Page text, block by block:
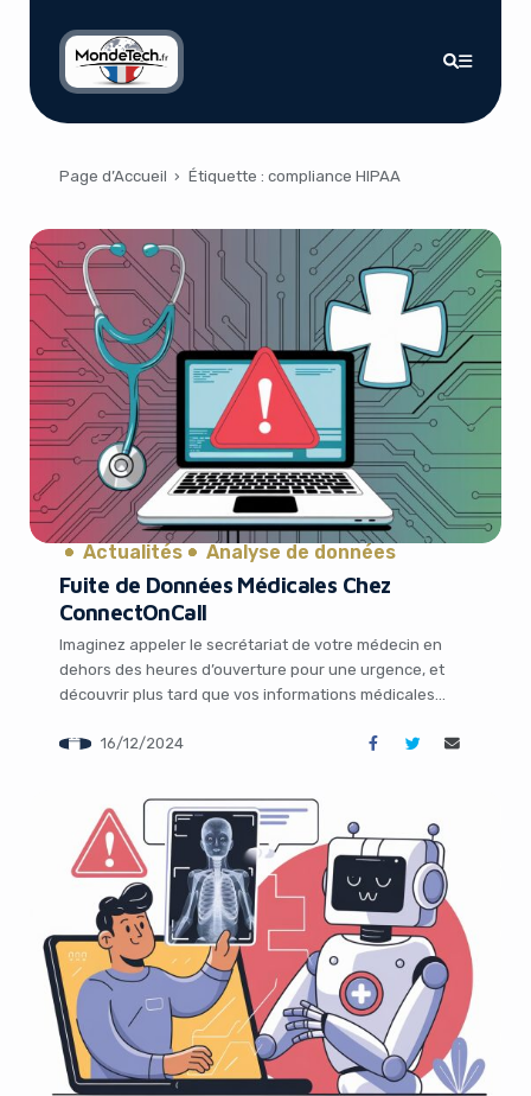
Page d’Accueil › Étiquette : compliance HIPAA
Actualités Analyse de données
Fuite de Données Médicales Chez
ConnectOnCall
Imaginez appeler le secrétariat de votre médecin en
dehors des heures d’ouverture pour une urgence, et
découvrir plus tard que vos informations médicales
malheureusement ce qui est arrivé à près d’un million
16/12/2024